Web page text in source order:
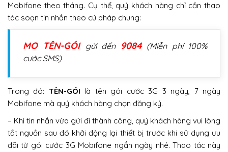
Mobifone theo tháng. Cụ thể, quý khách hàng chỉ cần thao
tác soạn tin nhắn theo cú pháp chung:
MO TÊN-GÓI gửi đến 9084(Miễn phí 100%
cước SMS)
Trong đó: TÊN-GÓI là tên gói cước 3G 3 ngày, 7 ngày
Mobifone mà quý khách hàng chọn đăng ký.
– Khi tin nhắn vừa gửi đi thành công, quý khách hàng vui lòng
tắt nguồn sau đó khởi động lại thiết bị trước khi sử dụng ưu
đãi từ gói cước 3G Mobifone ngắn ngày nhé. Thao tác này